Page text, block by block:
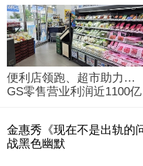
便利店领跑、超市助力…
GS零售营业利润近1100亿
金惠秀《现在不是出轨的
战黑色幽默